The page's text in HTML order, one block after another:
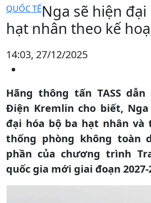
QUỐC TẾNga sẽ hiện
hạt nhân theo kế
14:03, 27/12/2025
Hãng thông tấn TASS
Điện Kremlin cho biết,
đại hóa bộ ba hạt nhân và
thống phòng không toàn
phần của chương trình
quốc gia mới giai đoạn 2027-